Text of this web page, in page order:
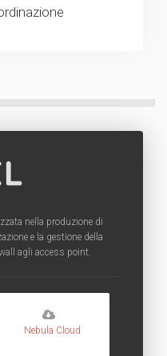
nella produzione di
e la gestione della
agli access point.
Nebula Cloud